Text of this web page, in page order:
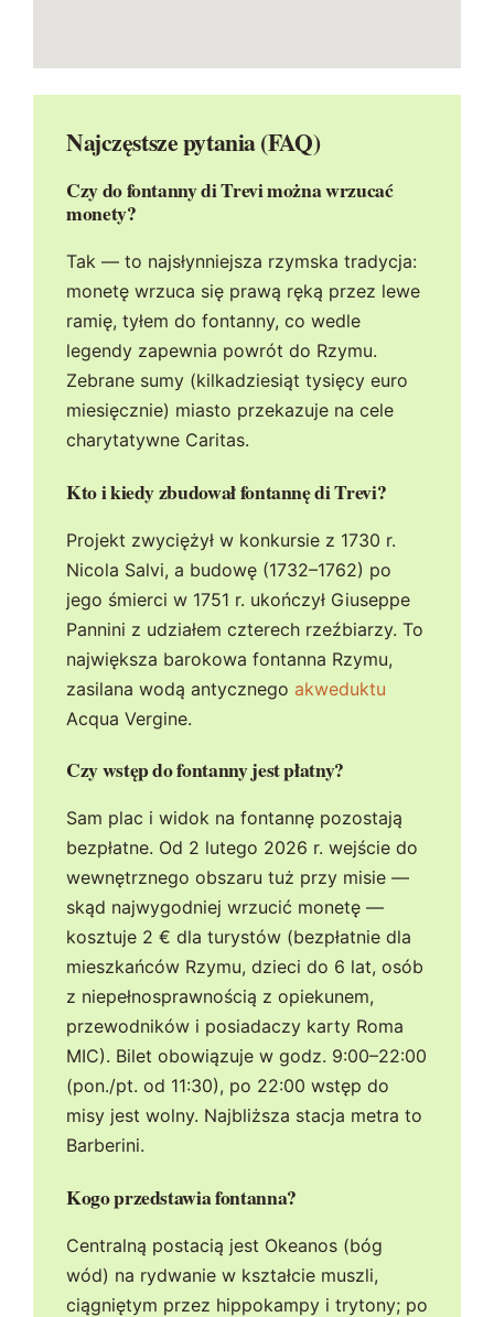
Najczęstsze pytania (FAQ)
Czy do fontanny di Trevi można wrzucać
monety?
Tak — to najsłynniejsza rzymska tradycja:
monetę wrzuca się prawą ręką przez lewe
ramię, tyłem do fontanny, co wedle
legendy zapewnia powrót do Rzymu.
Zebrane sumy (kilkadziesiąt tysięcy euro
miesięcznie) miasto przekazuje na cele
charytatywne Caritas.
Kto i kiedy zbudował fontannę di Trevi?
Projekt zwyciężył w konkursie z 1730 r.
Nicola Salvi, a budowę (1732–1762) po
jego śmierci w 1751 r. ukończył Giuseppe
Pannini z udziałem czterech rzeźbiarzy. To
największa barokowa fontanna Rzymu,
zasilana wodą antycznego akweduktu
Acqua Vergine.
Czy wstęp do fontanny jest płatny?
Sam plac i widok na fontannę pozostają
bezpłatne. Od 2 lutego 2026 r. wejście do
wewnętrznego obszaru tuż przy misie —
skąd najwygodniej wrzucić monetę —
kosztuje 2 € dla turystów (bezpłatnie dla
mieszkańców Rzymu, dzieci do 6 lat, osób
z niepełnosprawnością z opiekunem,
przewodników i posiadaczy karty Roma
MIC). Bilet obowiązuje w godz. 9:00–22:00
(pon./pt. od 11:30), po 22:00 wstęp do
misy jest wolny. Najbliższa stacja metra to
Barberini.
Kogo przedstawia fontanna?
Centralną postacią jest Okeanos (bóg
wód) na rydwanie w kształcie muszli,
ciągniętym przez hippokampy i trytony; po